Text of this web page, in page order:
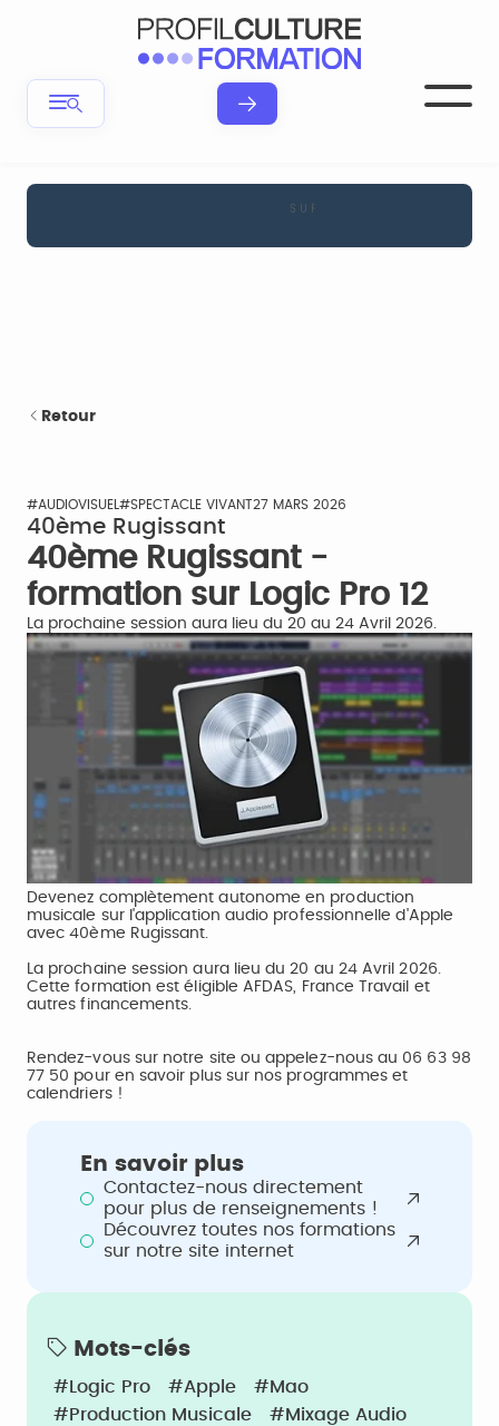
Retour
#AUDIOVISUEL #SPECTACLE VIVANT27 MARS 2026
40ème Rugissant
40ème Rugissant -
formation sur Logic Pro 12
La prochaine session aura lieu du 20 au 24 Avril 2026.
Devenez complètement autonome en production
musicale sur l'application audio professionnelle d'Apple
avec 40ème Rugissant.
La prochaine session aura lieu du 20 au 24 Avril 2026.
Cette formation est éligible AFDAS, France Travail et
autres financements.
Rendez-vous sur notre site ou appelez-nous au 06 63 98
77 50 pour en savoir plus sur nos programmes et
calendriers !
En savoir plus
Contactez-nous directement
pour plus de renseignements !
Découvrez toutes nos formations
sur notre site internet
Mots-clés
#Logic Pro #Apple
#Mao
#Production Musicale
#Mixage Audio